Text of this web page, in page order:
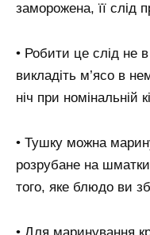
заморожена, її слід
• Робити це слід не в
викладіть м’ясо в
ніч при номінальній
• Тушку можна
розрубане на
того, яке блюдо ви